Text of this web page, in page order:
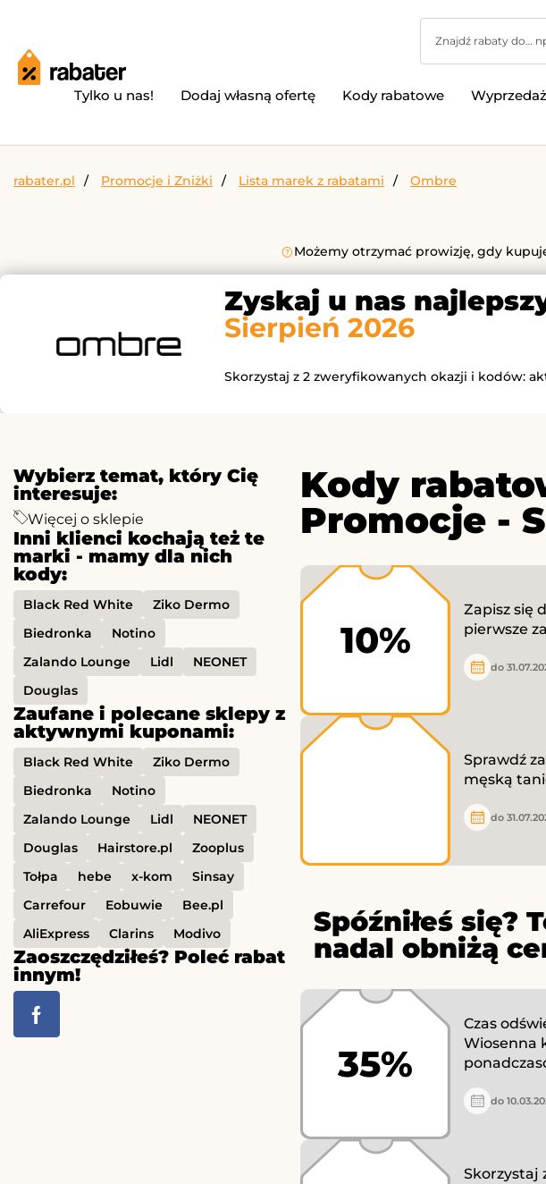
Tylko u nas! Dodaj własną ofertę Kody rabatowe
rabater.pl Promocje i Zniżki Lista marek z rabatami Ombre
Możemy otrzymać prowizję, gdy
Zyskaj u nas
Sierpień 2026
Skorzystaj z 2 zweryfikowanych okazji i kodów:
Wybierz temat, który Cię
interesuje:
Więcej o sklepie
Inni klienci kochają też te
marki - mamy dla nich
kody:
Black Red White
Ziko Dermo
Biedronka
Notino
Zalando Lounge
Lidl
NEONET
Douglas
Zaufane i polecane sklepy z
aktywnymi kuponami:
Black Red White
Ziko Dermo
Biedronka
Notino
Zalando Lounge
Lidl
NEONET
Douglas
Hairstore.pl
Zooplus
Tołpa
hebe x-kom
Sinsay
Carrefour
Eobuwie
Bee.pl
AliExpress
Clarins Modivo
Zaoszczędziłeś? Poleć rabat
innym!
Kody
Promocje -
10%
Zapisz się
pierwsze
do
Sprawdź
męską
do
Spóźniłeś się?
nadal obniżą
35%
Czas
Wiosenna
do
Skorzystaj